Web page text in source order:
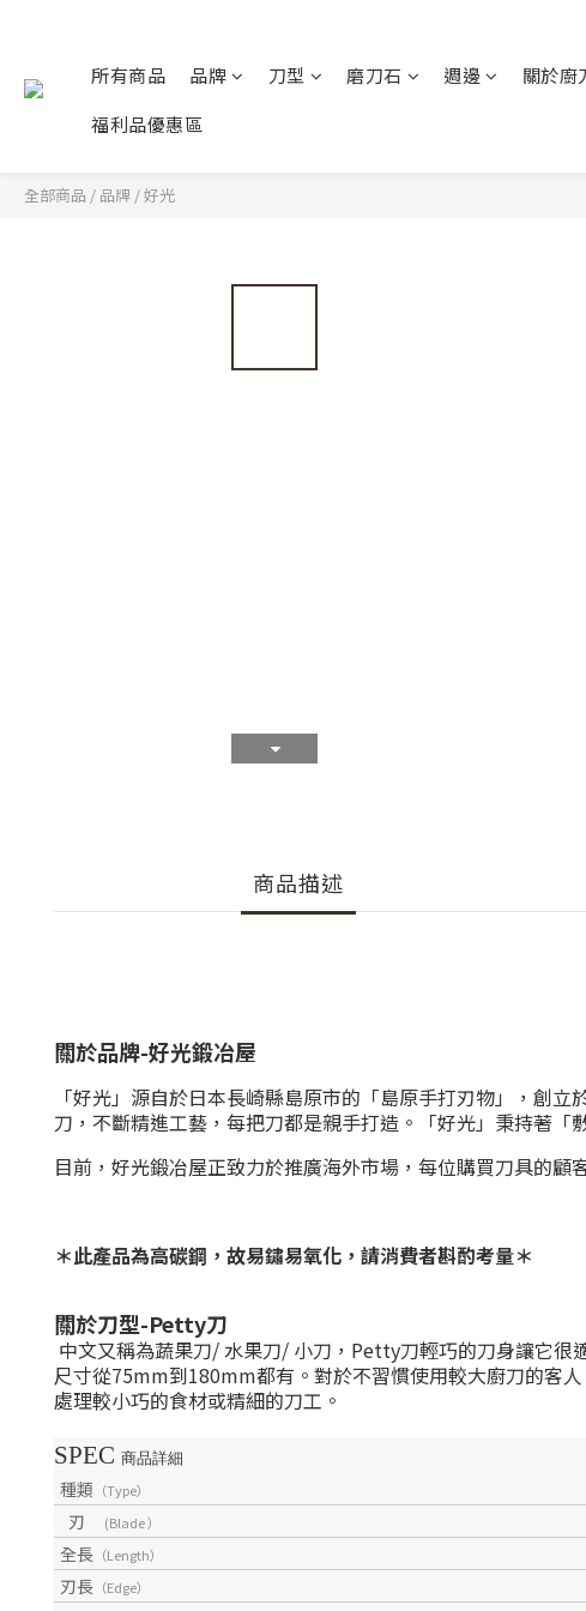
所有商品 品牌 刀型 磨刀石 週邊 關於廚
福利品優惠區
全部商品 / 品牌 /好光
商品描述
關於品牌-好光鍛冶屋
「好光」源自於日本長崎縣島原市的「島原手打刃物」，創
刀，不斷精進工藝，每把刀都是親手打造。「好光」秉持著
目前，好光鍛冶屋正致力於推廣海外市場，每位購買刀具的
＊此產品為高碳鋼，故易鏽易氧化，請消費者斟酌考量＊
關於刀型-Petty刀
中文又稱為蔬果刀/水果刀/ 小刀， Petty刀輕巧的刀身讓它很
尺寸從75mm到180mm都有。對於不習慣使用較大廚刀的客
處理較小巧的食材或精細的刀工。
SPEC 商品詳細
種類 （Type）
刃 (Blade ）
全長 （Length）
刃長 （Edge）